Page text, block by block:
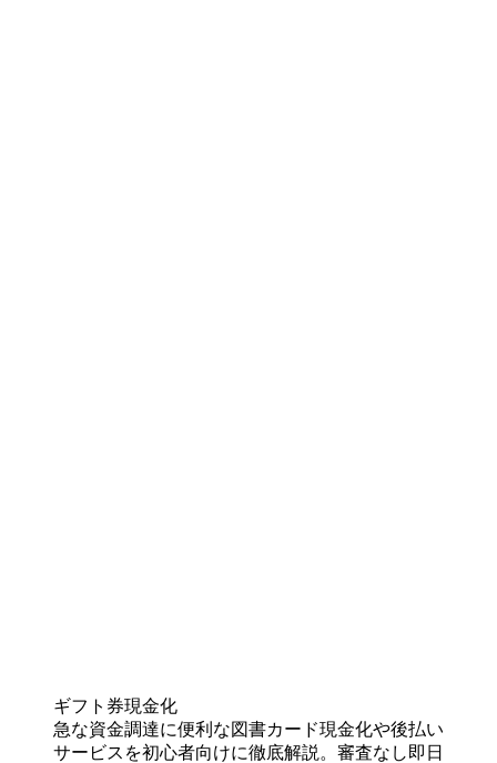
ギフト券現金化
急な資金調達に便利な図書カード現金化や後払い
サービスを初心者向けに徹底解説。審査なし即日